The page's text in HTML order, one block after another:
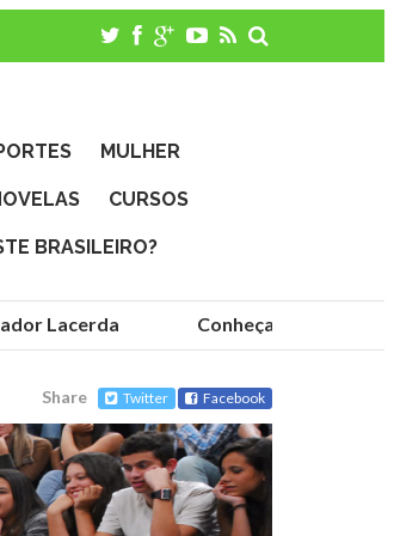
MULHER
CURSOS
BRASILEIRO?
Lacerda Conheça as
Share Twitter Facebook